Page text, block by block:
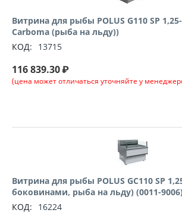
Витрина для рыбы POLUS G110 SP
Carboma (рыба на льду))
КОД:
13715
116 839.30₽
(цена может отличаться уточняйте у
Витрина для рыбы POLUS GC110 SP
боковинами, рыба на льду) (0011-
КОД:
16224